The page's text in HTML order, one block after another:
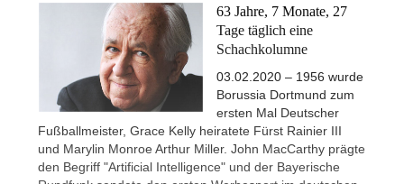
63 Jahre, 7 Monate, 27
Tage täglich eine
Schachkolumne
03.02.2020 – 1956 wurde
Borussia Dortmund zum
ersten Mal Deutscher
Fußballmeister, Grace Kelly heiratete Fürst Rainier III
und Marylin Monroe Arthur Miller. John MacCarthy prägte
den Begriff "Artificial Intelligence" und der Bayerische